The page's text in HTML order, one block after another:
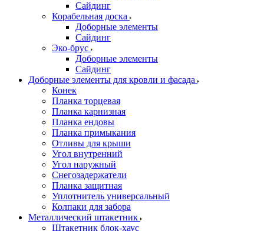
Сайдинг
Корабельная доска
Доборные элементы
Сайдинг
Эко-брус
Доборные элементы
Сайдинг
Доборные элементы для кровли и фасада
Конек
Планка торцевая
Планка карнизная
Планка ендовы
Планка примыкания
Отливы для крыши
Угол внутренний
Угол наружный
Снегозадержатели
Планка защитная
Уплотнитель универсальный
Колпаки для забора
Металлический штакетник
Штакетник блок-хаус